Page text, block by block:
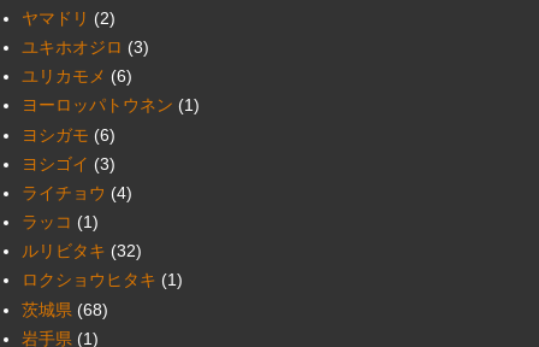
ヤマドリ (2)
ユキホオジロ (3)
ユリカモメ (6)
ヨーロッパトウネン (1)
ヨシガモ (6)
ヨシゴイ (3)
ライチョウ (4)
ラッコ (1)
ルリビタキ (32)
ロクショウヒタキ (1)
茨城県 (68)
岩手県 (1)